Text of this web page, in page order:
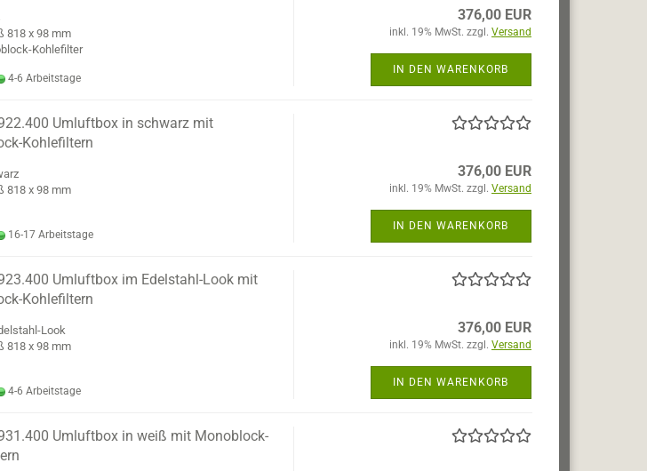
818 x 98 mm
Kohlefilter
4-6 Arbeitstage
376,00 EUR
inkl. 19% MwSt. zzgl. Versand
IN DEN WARENKORB
Umluftbox in schwarz mit
Kohlefiltern
818 x 98 mm
16-17 Arbeitstage
376,00 EUR
inkl. 19% MwSt. zzgl. Versand
IN DEN WARENKORB
Umluftbox im Edelstahl-Look mit
Kohlefiltern
Look
818 x 98 mm
4-6 Arbeitstage
376,00 EUR
inkl. 19% MwSt. zzgl. Versand
IN DEN WARENKORB
Umluftbox in weiß mit Monoblock-